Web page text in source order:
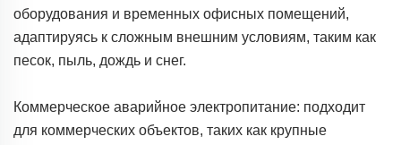
оборудования и временных офисных помещений,
адаптируясь к сложным внешним условиям, таким как
песок, пыль, дождь и снег.
Коммерческое аварийное электропитание: подходит
для коммерческих объектов, таких как крупные